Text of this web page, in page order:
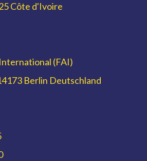
Côte d'Ivoire
(FAI)
Berlin Deutschland